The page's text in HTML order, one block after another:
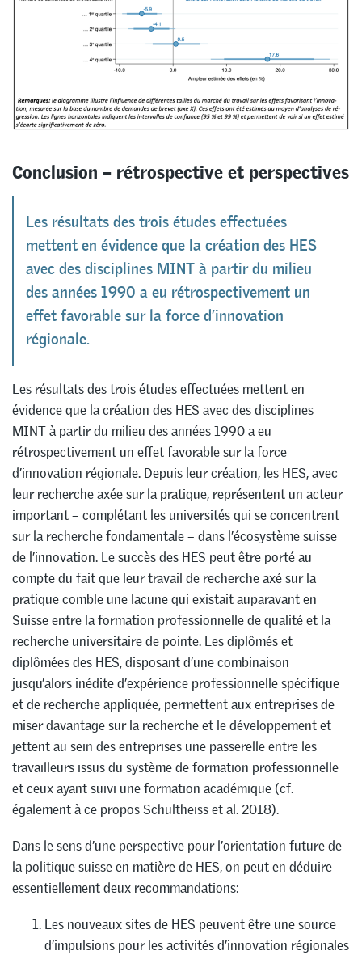
Conclusion – rétrospective et perspectives
Les résultats des trois études effectuées
mettent en évidence que la création des HES
avec des disciplines MINT à partir du milieu
des années 1990 a eu rétrospectivement un
effet favorable sur la force d’innovation
régionale.
Les résultats des trois études effectuées mettent en
évidence que la création des HES avec des disciplines
MINT à partir du milieu des années 1990 a eu
rétrospectivement un effet favorable sur la force
d’innovation régionale. Depuis leur création, les HES, avec
leur recherche axée sur la pratique, représentent un acteur
important – complétant les universités qui se concentrent
sur la recherche fondamentale – dans l’écosystème suisse
de l’innovation. Le succès des HES peut être porté au
compte du fait que leur travail de recherche axé sur la
pratique comble une lacune qui existait auparavant en
Suisse entre la formation professionnelle de qualité et la
recherche universitaire de pointe. Les diplômés et
diplômées des HES, disposant d’une combinaison
jusqu’alors inédite d’expérience professionnelle spécifique
et de recherche appliquée, permettent aux entreprises de
miser davantage sur la recherche et le développement et
jettent au sein des entreprises une passerelle entre les
travailleurs issus du système de formation professionnelle
et ceux ayant suivi une formation académique (cf.
également à ce propos Schultheiss et al. 2018).
Dans le sens d’une perspective pour l’orientation future de
la politique suisse en matière de HES, on peut en déduire
essentiellement deux recommandations:
Les nouveaux sites de HES peuvent être une source
d’impulsions pour les activités d’innovation régionales